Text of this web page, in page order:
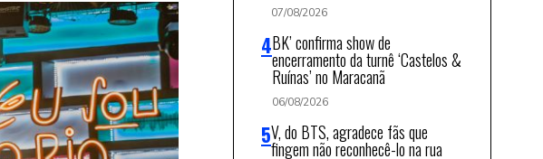
07/08/2026
BK’ confirma show de
encerramento da turnê ‘Castelos &
Ruínas’ no Maracanã
06/08/2026
V, do BTS, agradece fãs que
fingem não reconhecê-lo na rua